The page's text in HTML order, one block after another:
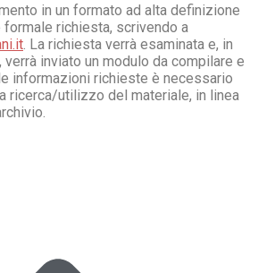
in un formato ad alta definizione
richiesta, scrivendo a
. La richiesta verrà esaminata e, in
inviato un modulo da compilare e
informazioni richieste è necessario
ricerca/utilizzo del materiale, in linea